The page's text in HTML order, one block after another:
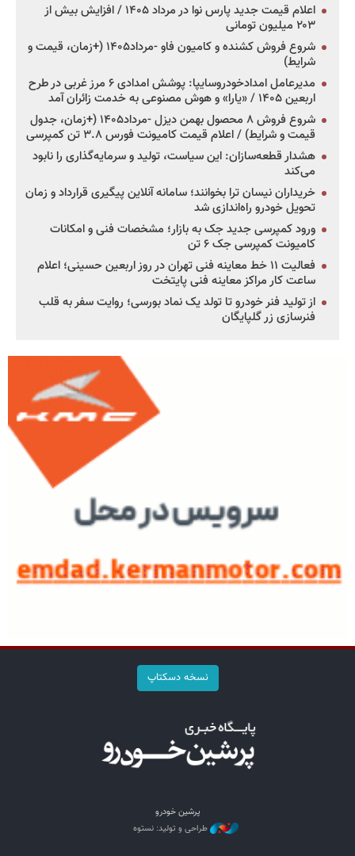
اعلام قیمت جدید پارس نوا در مرداد ۱۴۰۵ / افزایش بیش از
۲۰۳ میلیون تومانی
شروع فروش کشنده و کامیون فاو -مرداد۱۴۰۵ (+زمان، قیمت و
شرایط)
مدیرعامل امدادخودروسایپا: پوشش امدادی ۶ مرز غربی در طرح
اربعین ۱۴۰۵ / «یارا» و هوش مصنوعی به خدمت زائران آمد
شروع فروش ۸ محصول بهمن دیزل -مرداد۱۴۰۵ (+زمان، جدول
قیمت و شرایط) / اعلام قیمت کامیونت فورس ۳.۸ تن کمپرسی
هشدار قطعه‌سازان: این سیاست، تولید و سرمایه‌گذاری را نابود
می‌کند
خریداران نیسان ترا بخوانند؛ سامانه آنلاین پیگیری قرارداد و زمان
تحویل خودرو راه‌اندازی شد
ورود کمپرسی جدید جک به بازار؛ مشخصات فنی و امکانات
کامیونت کمپرسی جک ۶ تن
فعالیت ۱۱ خط معاینه فنی تهران در روز اربعین حسینی؛ اعلام
ساعت کار مراکز معاینه فنی پایتخت
از تولید فنر خودرو تا تولد یک نماد بورسی؛ روایت سفر به قلب
فنرسازی زر گلپایگان
نسخه دسکتاپ
پرشین خودرو
طراحی و تولید: نستوه